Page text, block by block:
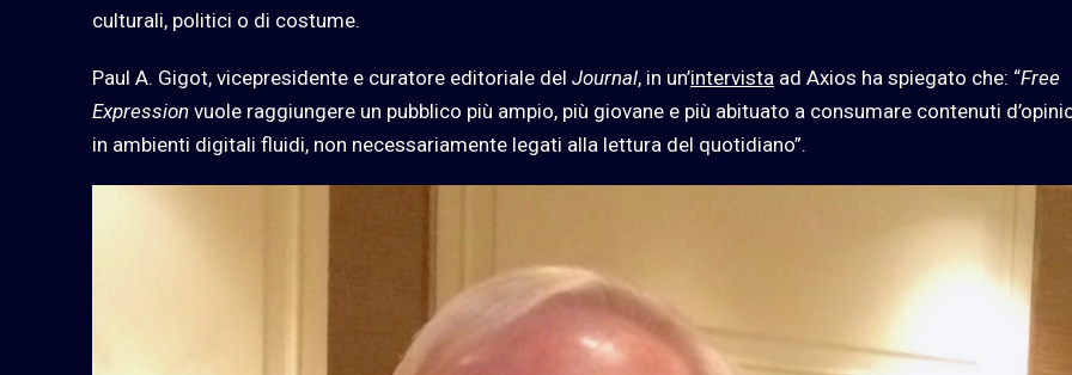
culturali, politici o di costume.
Paul A. Gigot, vicepresidente e curatore editoriale del Journal, in un’intervista ad Axios ha spiegato che: “Free
Expression vuole raggiungere un pubblico più ampio, più giovane e più abituato a consumare contenuti
in ambienti digitali fluidi, non necessariamente legati alla lettura del quotidiano”.